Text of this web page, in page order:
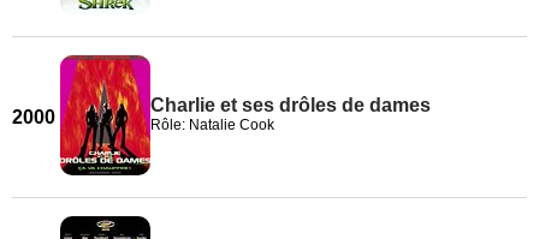
2000
Charlie et ses drôles de dames
Rôle: Natalie Cook